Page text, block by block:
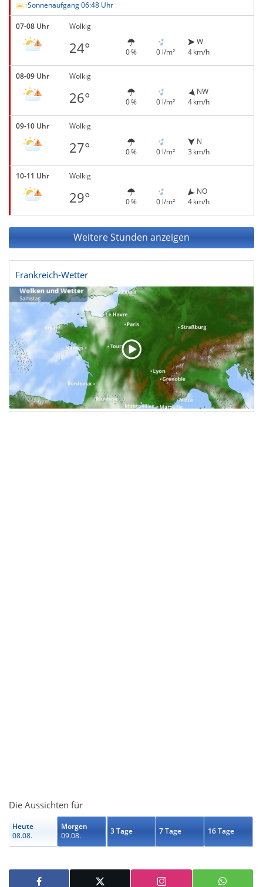
Sonnenaufgang 06:48 Uhr
07-08 Uhr Wolkig
24° 0 % 0 l/m²
W
4 km/h
08-09 Uhr Wolkig
26° 0 % 0 l/m²
NW
4 km/h
09-10 Uhr Wolkig
27° 0 % 0 l/m²
N
3 km/h
10-11 Uhr Wolkig
29° 0 % 0 l/m²
NO
4 km/h
Weitere Stunden anzeigen
Frankreich-Wetter
Die Aussichten für
Heute
08.08.
Morgen
09.08.
3 Tage 7 Tage 16 Tage